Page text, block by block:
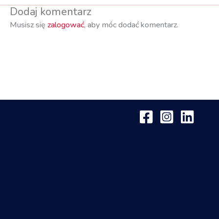
Dodaj komentarz
Musisz się zalogować, aby móc dodać komentarz.